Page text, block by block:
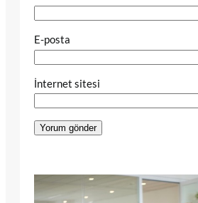
E-posta
İnternet sitesi